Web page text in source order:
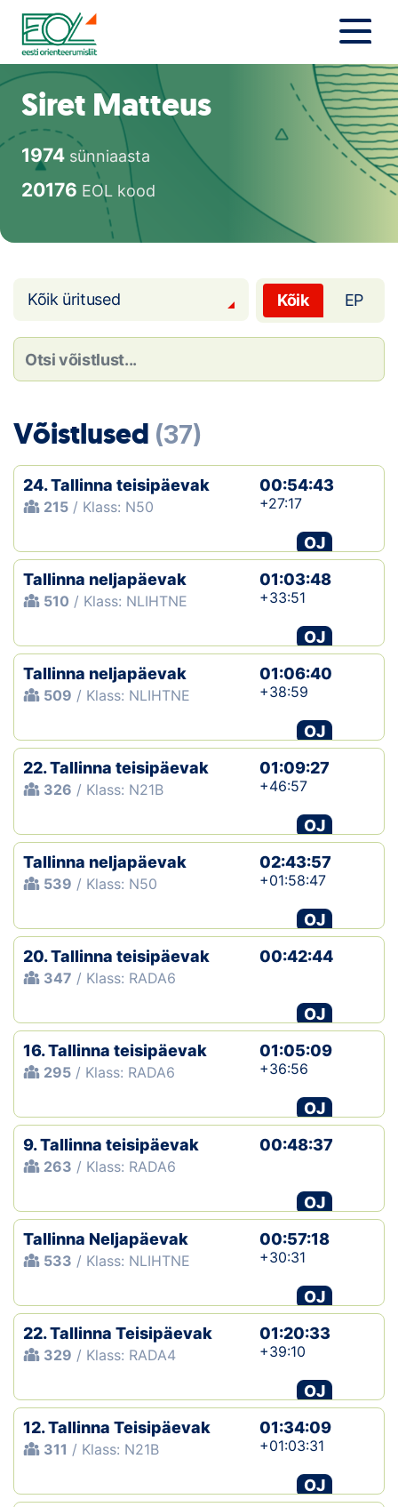
Liigu
sisu
juurde
Estonian Orienteering Federation
Uudised
Alustajale
Orienteerujale
Eesti Orienteerumine 100!
Noored
Kontakt
EOL
Kaardid
Koondised
Tule klubisse!
Tulemused
Dokumendid
Suletud maastikud
Ajalugu
OTSI
Siret Matteus
1974 sünniaasta
20176 EOL kood
Kõik üritused Kõik EP
Võistlused (37)
24. Tallinna teisipäevak
215 / Klass: N50
00:54:43
+27:17
OJ
Tallinna neljapäevak
510 / Klass: NLIHTNE
01:03:48
+33:51
OJ
Tallinna neljapäevak
509 / Klass: NLIHTNE
01:06:40
+38:59
OJ
22. Tallinna teisipäevak
326 / Klass: N21B
01:09:27
+46:57
OJ
Tallinna neljapäevak
539 / Klass: N50
02:43:57
+01:58:47
OJ
20. Tallinna teisipäevak
347 / Klass: RADA6
00:42:44
OJ
16. Tallinna teisipäevak
295 / Klass: RADA6
01:05:09
+36:56
OJ
9. Tallinna teisipäevak
263 / Klass: RADA6
00:48:37
OJ
Tallinna Neljapäevak
533 / Klass: NLIHTNE
00:57:18
+30:31
OJ
22. Tallinna Teisipäevak
329 / Klass: RADA4
01:20:33
+39:10
OJ
12. Tallinna Teisipäevak
311 / Klass: N21B
01:34:09
+01:03:31
OJ